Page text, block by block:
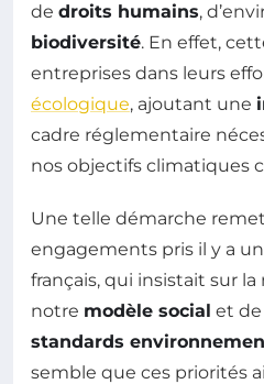
de droits humains,
biodiversité. En effet,
entreprises dans leurs
écologique, ajoutant une
cadre réglementaire
nos objectifs climatiques
Une telle démarche
engagements pris il y a
français, qui insistait sur
notre modèle social et
standards
semble que ces priorités